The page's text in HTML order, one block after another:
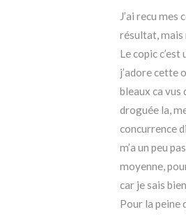
J’ai recu
résultat, mais
Le copic
j’adore cette
bleaux ca vus
droguée la,
concurrence
m’a un peu
moyenne,
car je sais
Pour la peine